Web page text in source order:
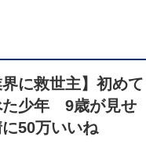
界に救世主】初めて
た少年 9歳が見せ
50万いいね